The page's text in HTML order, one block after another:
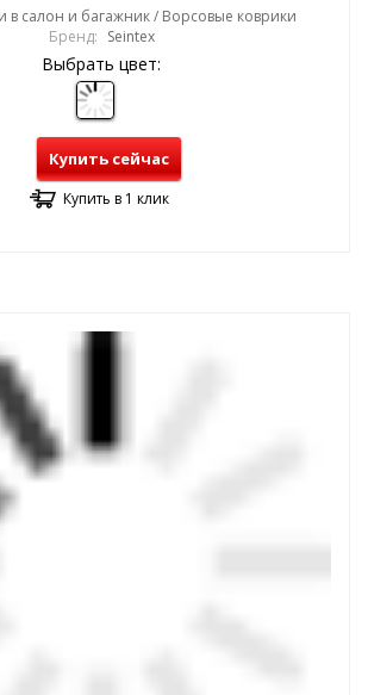
в салон и багажник / Ворсовые коврики
Бренд: Seintex
Выбрать цвет:
Купить сейчас
Купить в 1 клик